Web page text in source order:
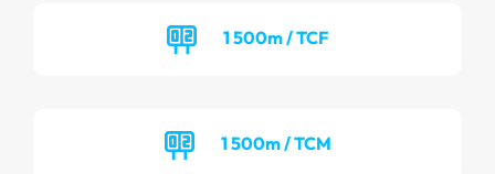
1 500m / TCF
1 500m / TCM